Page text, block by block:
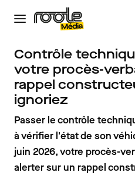
Contrôle
votre procès-
rappel
ignoriez
Passer le contrôle
à vérifier l'état de son
juin 2026, votre procès-
alerter sur un rappel